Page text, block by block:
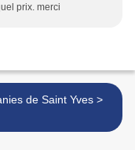
prix. merci
Litanies de Saint Yves >